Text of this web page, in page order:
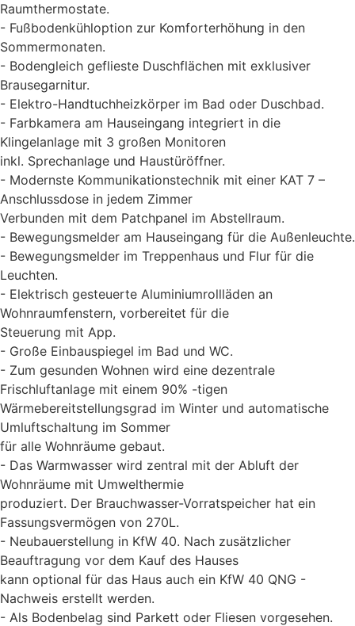
Raumthermostate.
- Fußbodenkühloption zur Komforterhöhung in den
Sommermonaten.
- Bodengleich geflieste Duschflächen mit exklusiver
Brausegarnitur.
- Elektro-Handtuchheizkörper im Bad oder Duschbad.
- Farbkamera am Hauseingang integriert in die
Klingelanlage mit 3 großen Monitoren
inkl. Sprechanlage und Haustüröffner.
- Modernste Kommunikationstechnik mit einer KAT 7 –
Anschlussdose in jedem Zimmer
Verbunden mit dem Patchpanel im Abstellraum.
- Bewegungsmelder am Hauseingang für die Außenleuchte.
- Bewegungsmelder im Treppenhaus und Flur für die
Leuchten.
- Elektrisch gesteuerte Aluminiumrollläden an
Wohnraumfenstern, vorbereitet für die
Steuerung mit App.
- Große Einbauspiegel im Bad und WC.
- Zum gesunden Wohnen wird eine dezentrale
Frischluftanlage mit einem 90% -tigen
Wärmebereitstellungsgrad im Winter und automatische
Umluftschaltung im Sommer
für alle Wohnräume gebaut.
- Das Warmwasser wird zentral mit der Abluft der
Wohnräume mit Umwelthermie
produziert. Der Brauchwasser-Vorratspeicher hat ein
Fassungsvermögen von 270L.
- Neubauerstellung in KfW 40. Nach zusätzlicher
Beauftragung vor dem Kauf des Hauses
kann optional für das Haus auch ein KfW 40 QNG -
Nachweis erstellt werden.
- Als Bodenbelag sind Parkett oder Fliesen vorgesehen.